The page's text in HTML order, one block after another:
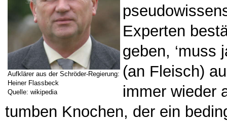
Aufklärer aus der Schröder-Regierung:
Heiner Flassbeck
Quelle: wikipedia
Experten
geben, ‘muss
(an Fleisch)
immer wieder
tumben Knochen, der ein